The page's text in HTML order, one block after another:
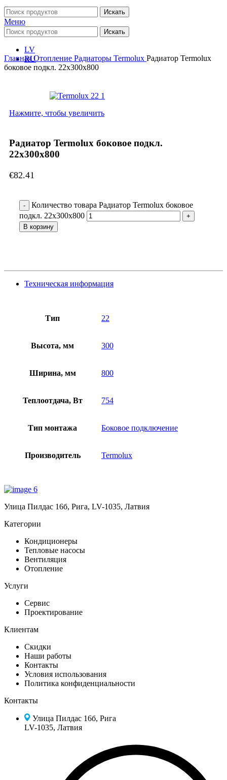
Искать
Меню
Искать
LV
RU
ГлавнаяОтопление Радиаторы Termolux Радиатор Termolux
боковое подкл. 22x300x800
Нажмите, чтобы увеличить
Радиатор Termolux боковое подкл.
22x300x800
€82.41
Количество товара Радиатор Termolux боковое
подкл. 22x300x800
В корзину
Техническая информация
Тип 22
Высота, мм 300
Ширина, мм 800
Теплоотдача, Вт 754
Тип монтажа Боковое подключение
Производитель Termolux
Улица Пилдас 16б, Рига, LV-1035, Латвия
Категории
Кондиционеры
Тепловые насосы
Вентиляция
Отопление
Услуги
Сервис
Проектирование
Клиентам
Скидки
Наши работы
Контакты
Условия использования
Политика конфиденциальности
Контакты
Улица Пилдас 16б, Рига
LV-1035, Латвия